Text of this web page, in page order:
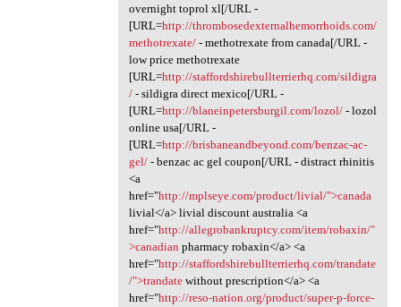
overnight toprol xl[/URL -
[URL=http://thrombosedexternalhemorrhoids.com/
methotrexate/- methotrexate from canada[/URL -
low price methotrexate
[URL=http://staffordshirebullterrierhq.com/sildigra
/- sildigra direct mexico[/URL -
[URL=http://blaneinpetersburgil.com/lozol/- lozol
online usa[/URL -
[URL=http://brisbaneandbeyond.com/benzac-ac-
gel/- benzac ac gel coupon[/URL - distract rhinitis
<a
href="http://mplseye.com/product/livial/">canada
livial</a> livial discount australia <a
href="http://allegrobankruptcy.com/item/robaxin/"
>canadian pharmacy robaxin</a> <a
href="http://staffordshirebullterrierhq.com/trandate
/">trandatewithout prescription</a> <a
href="http://reso-nation.org/product/super-p-force-